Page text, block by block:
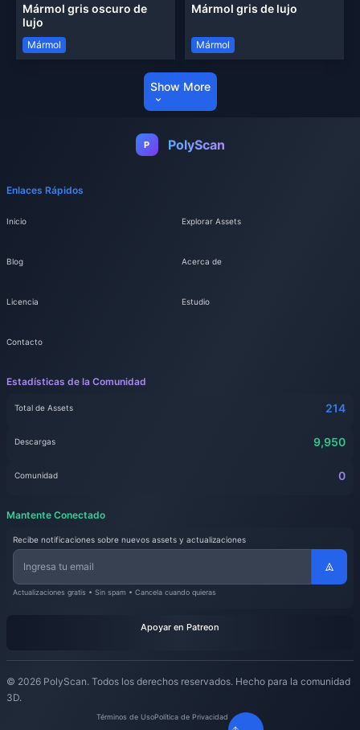
Mármol gris oscuro de
lujo
Mármol
Mármol gris de lujo
Mármol
Show More
P PolyScan
Enlaces Rápidos
Inicio Explorar Assets
Blog Acerca de
Licencia Estudio
Contacto
Estadísticas de la Comunidad
Total de Assets 214
Descargas 9,950
Comunidad 0
Mantente Conectado
Recibe notificaciones sobre nuevos assets y actualizaciones
Actualizaciones gratis • Sin spam • Cancela cuando quieras
Apoyar en Patreon
© 2026 PolyScan. Todos los derechos reservados. Hecho para la comunidad
3D.
Términos de UsoPolítica de Privacidad